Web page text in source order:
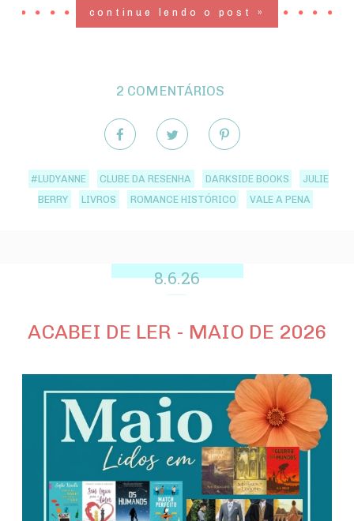
continue lendo o post »
2 COMENTÁRIOS
#LUDYANNE CLUBE DA RESENHA DARKSIDE BOOKS
JULIE
BERRY
LIVROS ROMANCE HISTÓRICO VALE A PENA
8.6.26
ACABEI DE LER - MAIO DE 2026